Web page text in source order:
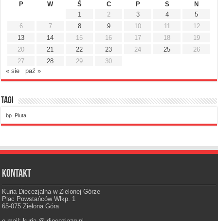
P
W Ś C P S
N
1
2 3 4
5
6
7 8 9 10 11
12
13
14 15 16 17 18
19
20
21 22 23 24 25
26
27
28 29
30
« sie
paź »
Tagi
bp_Pluta
Kontakt
Kuria Diecezjalna w Zielonej Górze
Plac Powstańców Wlkp. 1
65-075 Zielona Góra